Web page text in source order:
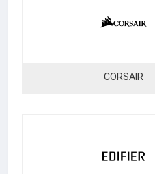
CORSAIR